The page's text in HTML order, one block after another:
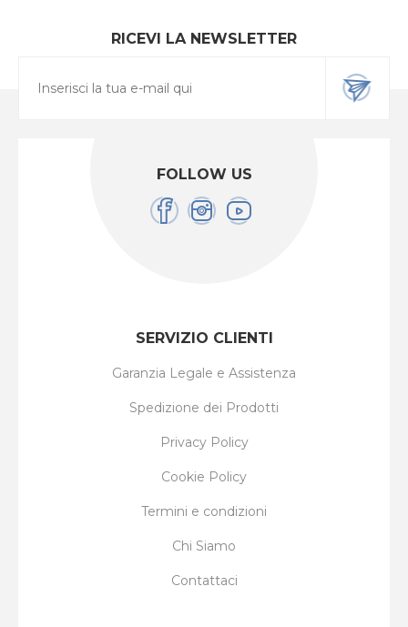
RICEVI LA NEWSLETTER
FOLLOW US
SERVIZIO CLIENTI
Garanzia Legale e Assistenza
Spedizione dei Prodotti
Privacy Policy
Cookie Policy
Termini e condizioni
Chi Siamo
Contattaci